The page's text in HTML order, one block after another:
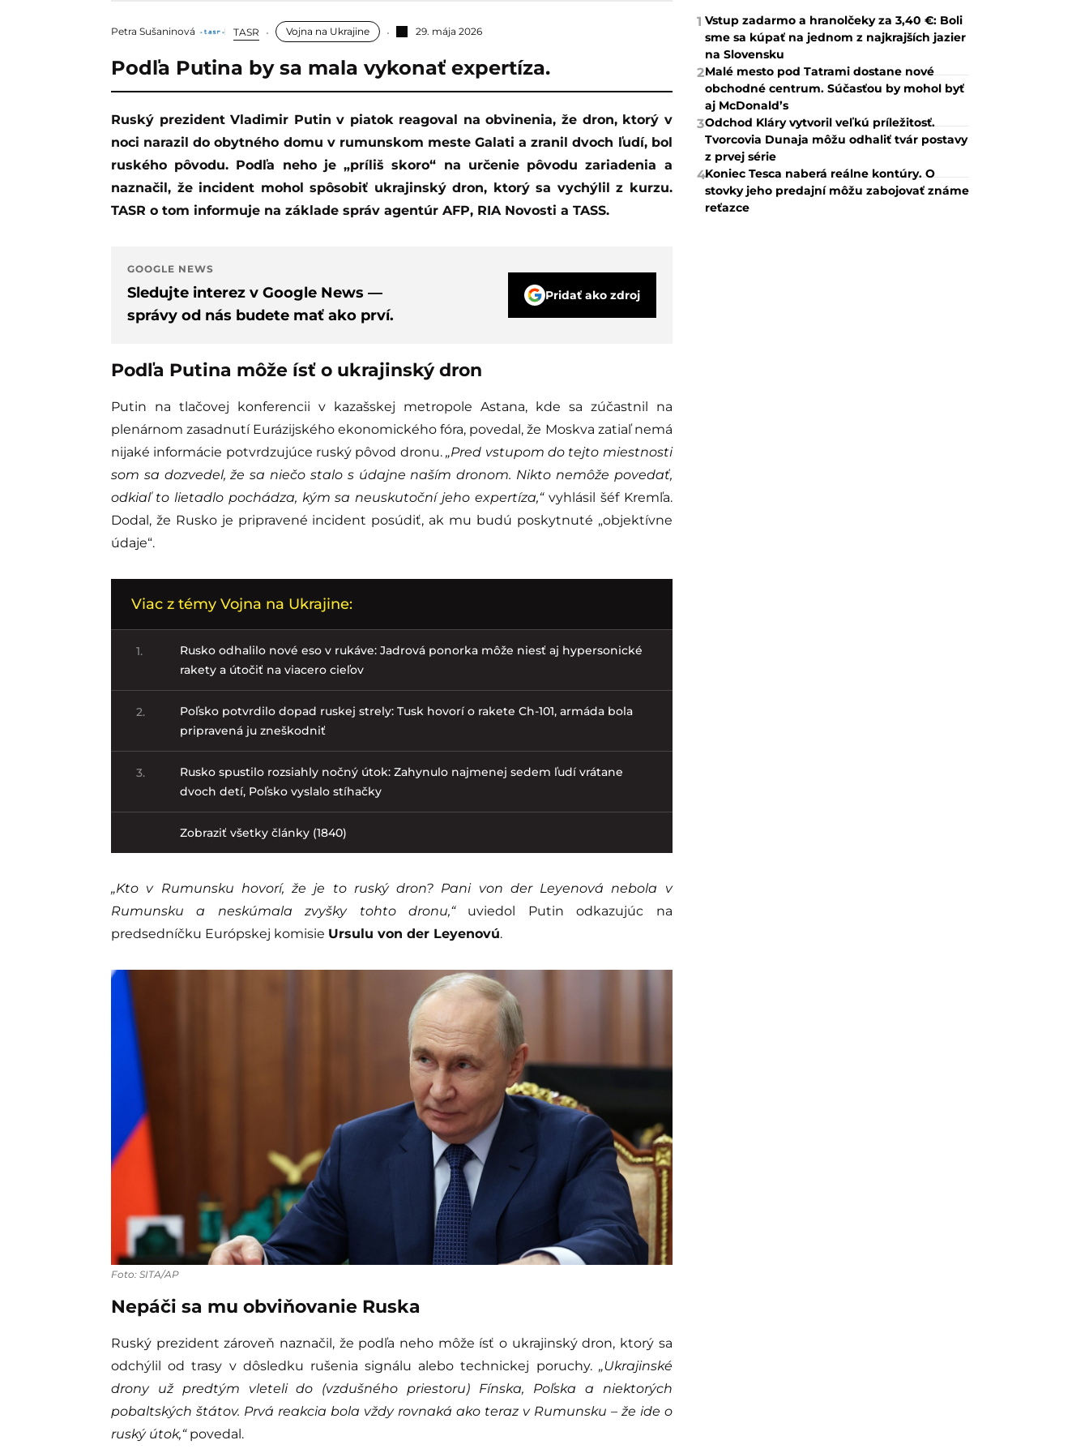
Petra Sušaninová TASR Vojna na Ukrajine 29. mája 2026
Podľa Putina by sa mala vykonať expertíza.
Ruský prezident Vladimir Putin v piatok reagoval na obvinenia, že dron, ktorý v
noci narazil do obytného domu v rumunskom meste Galati a zranil dvoch ľudí, bol
ruského pôvodu. Podľa neho je „príliš skoro“ na určenie pôvodu zariadenia a
naznačil, že incident mohol spôsobiť ukrajinský dron, ktorý sa vychýlil z kurzu.
TASR o tom informuje na základe správ agentúr AFP, RIA Novosti a TASS.
GOOGLE NEWS
Sledujte interez v Google News —
správy od nás budete mať ako prví.
Pridať ako zdroj
Podľa Putina môže ísť o ukrajinský dron
Putin na tlačovej konferencii v kazašskej metropole Astana, kde sa zúčastnil na
plenárnom zasadnutí Eurázijského ekonomického fóra, povedal, že Moskva zatiaľ nemá
nijaké informácie potvrdzujúce ruský pôvod dronu.„Pred vstupom do tejto miestnosti
som sa dozvedel, že sa niečo stalo s údajne naším dronom. Nikto nemôže povedať,
odkiaľ to lietadlo pochádza, kým sa neuskutoční jeho expertíza,“vyhlásil šéf Kremľa.
Dodal, že Rusko je pripravené incident posúdiť, ak mu budú poskytnuté „objektívne
údaje“.
Viac z témy Vojna na Ukrajine:
1.
Rusko odhalilo nové eso v rukáve: Jadrová ponorka môže niesť aj hypersonické
rakety a útočiť na viacero cieľov
2.
Poľsko potvrdilo dopad ruskej strely: Tusk hovorí o rakete Ch-101, armáda bola
pripravená ju zneškodniť
3.
Rusko spustilo rozsiahly nočný útok: Zahynulo najmenej sedem ľudí vrátane
dvoch detí, Poľsko vyslalo stíhačky
Zobraziť všetky články (1840)
„Kto v Rumunsku hovorí, že je to ruský dron? Pani von der Leyenová nebola v
Rumunsku a neskúmala zvyšky tohto dronu,“uviedol Putin odkazujúc na
predsedníčku Európskej komisie Ursulu von der Leyenovú.
Foto: SITA/AP
Nepáči sa mu obviňovanie Ruska
Ruský prezident zároveň naznačil, že podľa neho môže ísť o ukrajinský dron, ktorý sa
odchýlil od trasy v dôsledku rušenia signálu alebo technickej poruchy. „Ukrajinské
drony už predtým vleteli do (vzdušného priestoru) Fínska, Poľska a niektorých
pobaltských štátov. Prvá reakcia bola vždy rovnaká ako teraz v Rumunsku – že ide o
ruský útok,“povedal.
1 Vstup zadarmo a hranolčeky za 3,40 €: Boli
sme sa kúpať na jednom z najkrajších jazier
na Slovensku
2Malé mesto pod Tatrami dostane nové
obchodné centrum. Súčasťou by mohol byť
aj McDonald’s
3Odchod Kláry vytvoril veľkú príležitosť.
Tvorcovia Dunaja môžu odhaliť tvár postavy
z prvej série
4Koniec Tesca naberá reálne kontúry. O
stovky jeho predajní môžu zabojovať známe
reťazce